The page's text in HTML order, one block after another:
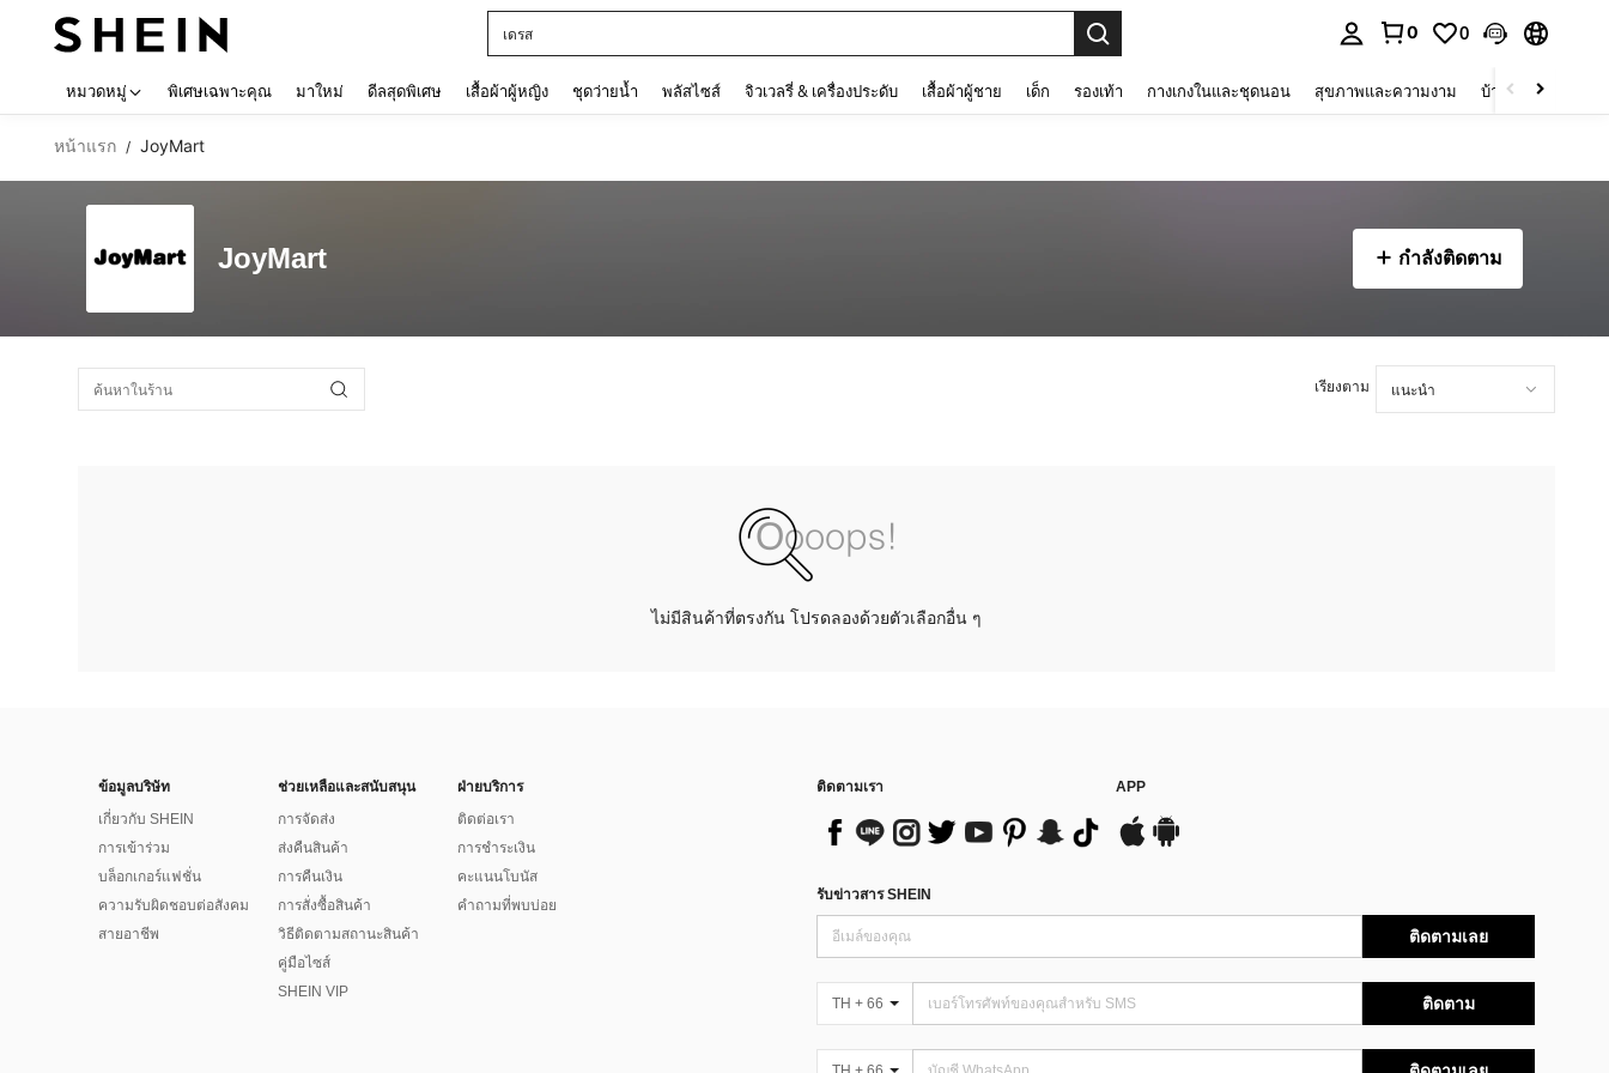
เดรส
0 0
หมวดหมู่ พิเศษเฉพาะคุณ มาใหม่ ดีลสุดพิเศษ เสื้อผ้าผู้หญิง ชุดว่ายน้ำ พลัสไซส์ จิวเวลรี่ & เครื่องประดับ เสื้อผ้าผู้ชาย เด็ก รองเท้า กางเกงในและชุดนอน สุขภาพและความงาม บ้านและที่อยู่อาศัย
หน้าแรก / JoyMart
JoyMart กำลังติดตาม
เรียงตาม
ไม่มีสินค้าที่ตรงกัน โปรดลองด้วยตัวเลือกอื่น ๆ
ข้อมูลบริษัท
เกี่ยวกับ SHEIN
การเข้าร่วม
บล็อกเกอร์แฟชั่น
ความรับผิดชอบต่อสังคม
สายอาชีพ
ช่วยเหลือและสนับสนุน
การจัดส่ง
ส่งคืนสินค้า
การคืนเงิน
การสั่งซื้อสินค้า
วิธีติดตามสถานะสินค้า
คู่มือไซส์
SHEIN VIP
ฝ่ายบริการ
ติดต่อเรา
การชำระเงิน
คะแนนโบนัส
คำถามที่พบบ่อย
ติดตามเรา APP
รับข่าวสาร SHEIN
ติดตามเลย
TH + 66 ติดตาม